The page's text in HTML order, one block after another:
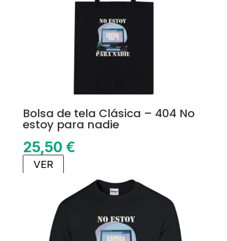
Bolsa de tela Clásica – 404 No
estoy para nadie
25,50 €
VER